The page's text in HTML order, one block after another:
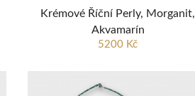
Krémové Říční Perly, Morganit,
Akvamarín
5200 Kč